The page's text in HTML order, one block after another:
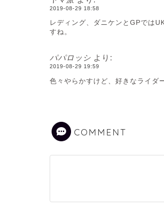
2019-08-29 18:58
レディング、ダニケンとGPでは
すね。
パパロッシ より:
2019-08-29 19:59
色々やらかすけど、好きなライダ
COMMENT